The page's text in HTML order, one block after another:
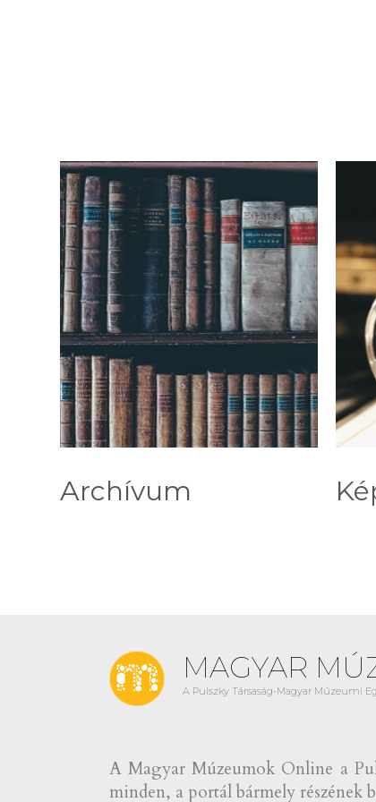
Archívum
MAGYAR
A Pulszky Társaság-Magyar Múzeumi
A Magyar Múzeumok Online a
minden, a portál bármely részének